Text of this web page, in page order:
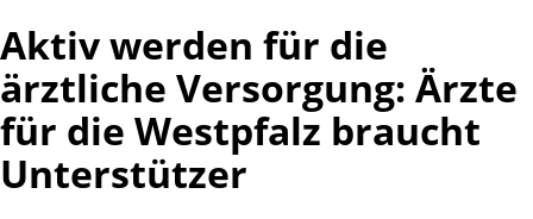
Aktiv werden für die
ärztliche Versorgung: Ärzte
für die Westpfalz braucht
Unterstützer